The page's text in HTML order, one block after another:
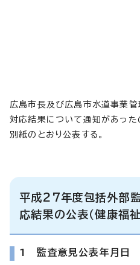
広島市長及び広島市水道事業
対応結果について通知があった
別紙のとおり公表する。
平成27年度包括外部
応結果の公表（健康福祉
1 監査意見公表年月日